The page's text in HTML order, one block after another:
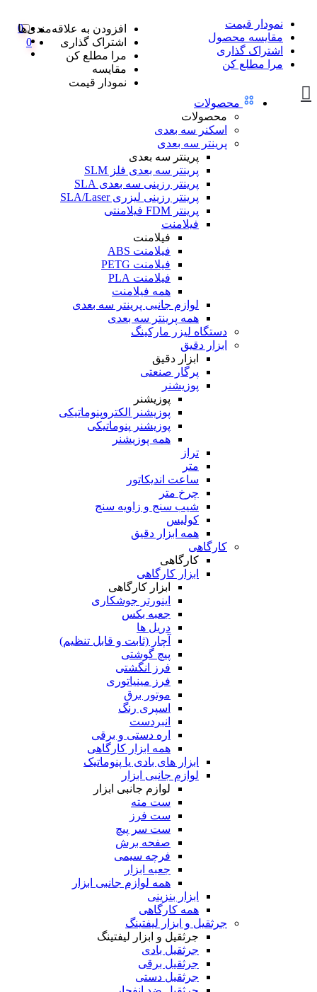
نمودار قیمت
مقایسه محصول
اشتراک گذاری
مرا مطلع کن
0
0
محصولات
محصولات
اسکنر سه بعدی
پرینتر سه بعدی
پرینتر سه بعدی
پرینتر سه بعدی فلز SLM
پرینتر رزینی سه بعدی SLA
پرینتر رزینی لیزری SLA/Laser
پرینتر FDM فیلامنتی
فیلامنت
فیلامنت
فیلامنت ABS
فیلامنت PETG
فیلامنت PLA
همه فیلامنت
لوازم جانبی پرینتر سه بعدی
همه پرینتر سه بعدی
دستگاه لیزر مارکینگ
ابزار دقیق
ابزار دقیق
پرگار صنعتی
پوزیشنر
پوزیشنر
پوزیشنر الکتروپنوماتیکی
پوزیشنر پنوماتیکی
همه پوزیشنر
تراز
متر
ساعت اندیکاتور
چرخ متر
شیب سنج و زاویه سنج
کولیس
همه ابزار دقیق
کارگاهی
کارگاهی
ابزار کارگاهی
ابزار کارگاهی
اینورتر جوشکاری
جعبه بکس
دریل ها
آچار (ثابت و قابل تنظیم)
پیچ گوشتی
فرز انگشتی
فرز مینیاتوری
موتور برق
اسپری رنگ
انبردست
اره دستی و برقی
همه ابزار کارگاهی
ابزار های بادی یا پنوماتیک
لوازم جانبی ابزار
لوازم جانبی ابزار
ست مته
ست فرز
ست سر پیچ
صفحه برش
فرچه سیمی
جعبه ابزار
همه لوازم جانبی ابزار
ابزار بنزینی
همه کارگاهی
جرثقیل و ابزار لیفتینگ
جرثقیل و ابزار لیفتینگ
جرثقیل بادی
جرثقیل برقی
جرثقیل دستی
افزودن به علاقه‌مندی‌ها
اشتراک گذاری
مرا مطلع کن
مقایسه
نمودار قیمت